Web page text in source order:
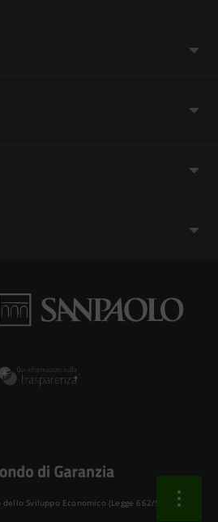
Sviluppo Economico (Legge 662/96 )